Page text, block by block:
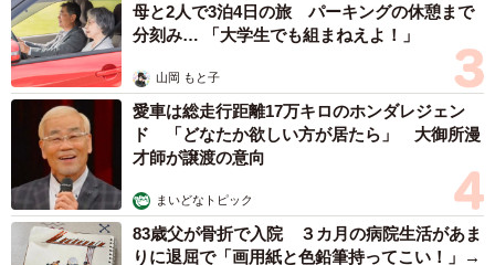
母と2人で3泊4日の旅 パーキングの休憩まで
分刻み… 「大学生でも組まねえよ！」
山岡 もと子
愛車は総走行距離17万キロのホンダレジェン
ド 「どなたか欲しい方が居たら」 大御所漫
才師が譲渡の意向
まいどなトピック
83歳父が骨折で入院 ３カ月の病院生活があま
りに退屈で「画用紙と色鉛筆持ってこい！」→